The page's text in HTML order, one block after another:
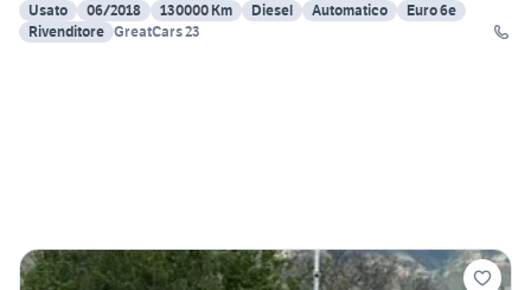
Usato
06/2018 130000 Km Diesel Automatico
Euro 6e
Rivenditore GreatCars 23